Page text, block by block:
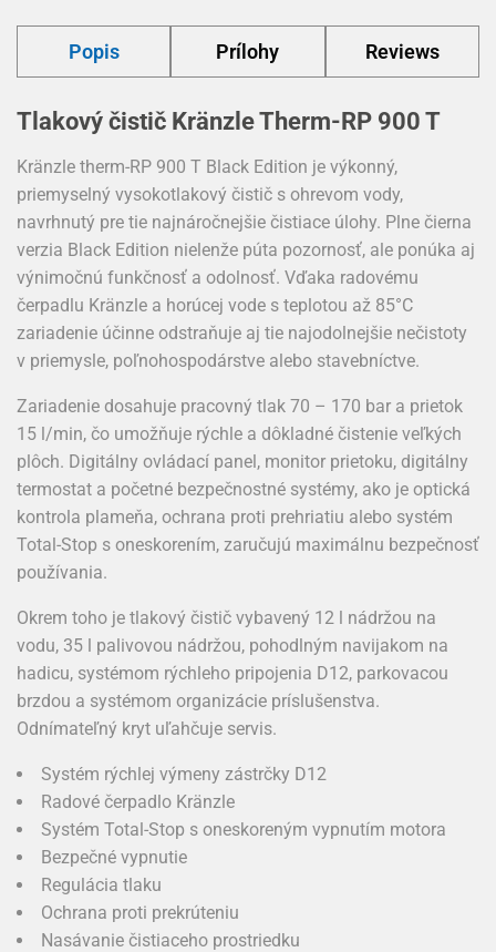
Popis Prílohy Reviews
Tlakový čistič Kränzle Therm-RP 900 T
Kränzle therm-RP 900 T Black Edition je výkonný,
priemyselný vysokotlakový čistič s ohrevom vody,
navrhnutý pre tie najnáročnejšie čistiace úlohy. Plne čierna
verzia Black Edition nielenže púta pozornosť, ale ponúka aj
výnimočnú funkčnosť a odolnosť. Vďaka radovému
čerpadlu Kränzle a horúcej vode s teplotou až 85°C
zariadenie účinne odstraňuje aj tie najodolnejšie nečistoty
v priemysle, poľnohospodárstve alebo stavebníctve.
Zariadenie dosahuje pracovný tlak 70 – 170 bar a prietok
15 l/min, čo umožňuje rýchle a dôkladné čistenie veľkých
plôch. Digitálny ovládací panel, monitor prietoku, digitálny
termostat a početné bezpečnostné systémy, ako je optická
kontrola plameňa, ochrana proti prehriatiu alebo systém
Total-Stop s oneskorením, zaručujú maximálnu bezpečnosť
používania.
Okrem toho je tlakový čistič vybavený 12 l nádržou na
vodu, 35 l palivovou nádržou, pohodlným navijakom na
hadicu, systémom rýchleho pripojenia D12, parkovacou
brzdou a systémom organizácie príslušenstva.
Odnímateľný kryt uľahčuje servis.
Systém rýchlej výmeny zástrčky D12
Radové čerpadlo Kränzle
Systém Total-Stop s oneskoreným vypnutím motora
Bezpečné vypnutie
Regulácia tlaku
Ochrana proti prekrúteniu
Nasávanie čistiaceho prostriedku